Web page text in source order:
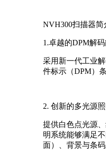
NVH300扫描器简
1.卓越的DPM解
采用新一代工业
件标示（DPM）
2. 创新的多光源
提供白色点光源
明系统能够满足
面）、背景与条